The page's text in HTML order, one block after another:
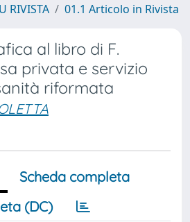
RIVISTA
01.1 Articolo in Rivista
al libro di F.
privata e servizio
riformata
Scheda completa
(DC)